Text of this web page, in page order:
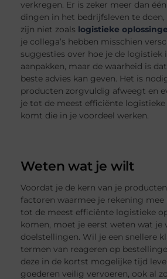
verkregen. Er is zeker meer dan
dingen in het bedrijfsleven te
zijn niet zoals logistieke
je collega’s hebben misschien
suggesties over hoe je de logistiek
aanpakken, maar de waarheid is
beste advies kan geven. Het is
producten zorgvuldig afweegt en
je tot de meest efficiënte
komt die in je voordeel werken.
Weten wat je wilt
Voordat je de kern van je
factoren waarmee je rekening
tot de meest efficiënte logistieke
komen, moet je eerst weten wat je
doelstellingen. Wil je een snellere
termen van reageren op
deze in de kortst mogelijke tijd
goederen veilig vervoeren, ook al